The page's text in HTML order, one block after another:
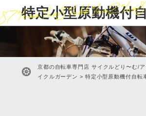
特定小型原動機付
京都の自転車専門店 サイクルどり〜む/
イクルガーデン > 特定小型原動機付自転